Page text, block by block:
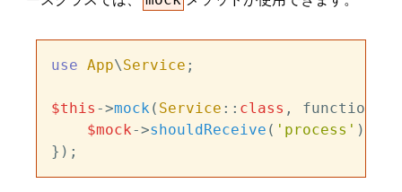
use App\Service ;
$this ->mock ( Service :: class , function (
$mock->shouldReceive ( 'process' )->